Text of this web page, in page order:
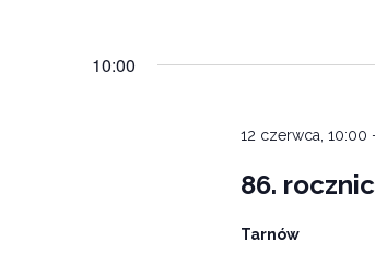
10:00
12 czerwca, 10:00
86.
Tarnów